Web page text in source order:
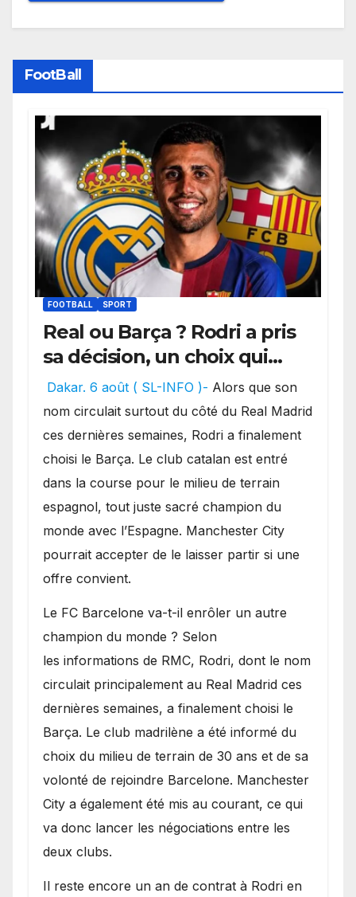
FootBall
FOOTBALL SPORT
Real ou Barça ? Rodri a pris
sa décision, un choix qui
pourrait faire grand bruit
sur le marché des
transferts.
Dakar. 6 août ( SL-INFO )- Alors que son
nom circulait surtout du côté du Real Madrid
ces dernières semaines, Rodri a finalement
choisi le Barça. Le club catalan est entré
dans la course pour le milieu de terrain
espagnol, tout juste sacré champion du
monde avec l’Espagne. Manchester City
pourrait accepter de le laisser partir si une
offre convient.
​Le FC Barcelone va-t-il enrôler un autre
champion du monde ? Selon
les informations de RMC, Rodri, dont le nom
circulait principalement au Real Madrid ces
dernières semaines, a finalement choisi le
Barça. Le club madrilène a été informé du
choix du milieu de terrain de 30 ans et de sa
volonté de rejoindre Barcelone. Manchester
City a également été mis au courant, ce qui
va donc lancer les négociations entre les
deux clubs.
​Il reste encore un an de contrat à Rodri en